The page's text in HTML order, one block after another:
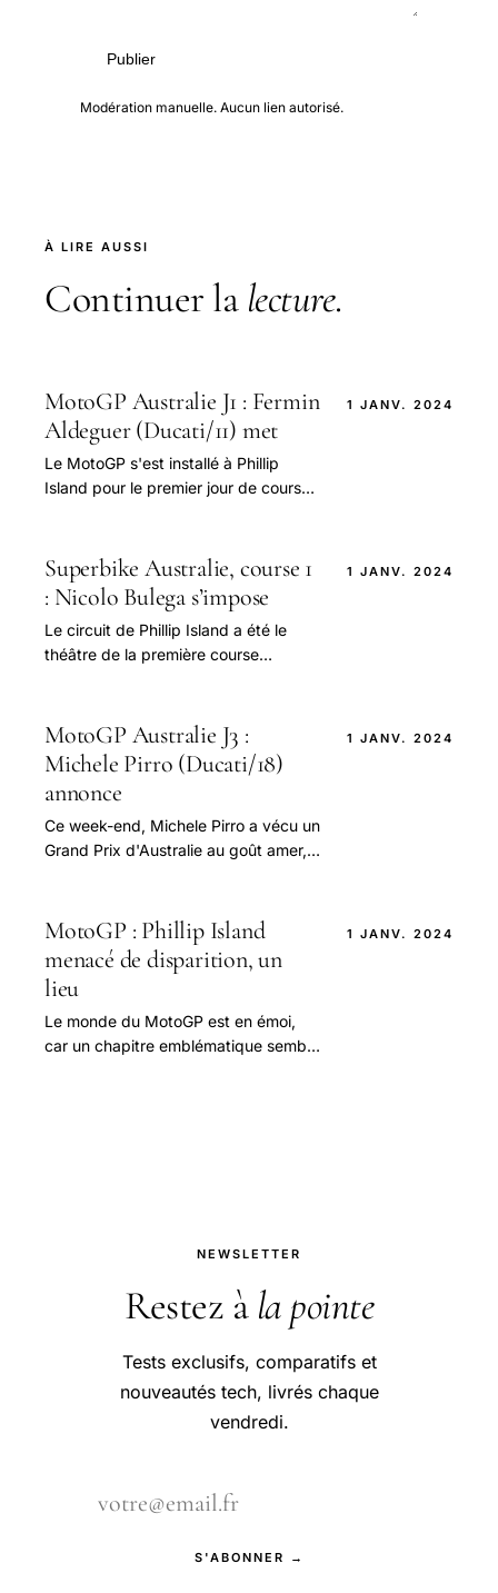
Publier
Modération manuelle. Aucun lien autorisé.
À LIRE AUSSI
Continuer la lecture.
MotoGP Australie J1 : Fermin
Aldeguer (Ducati/11) met
Le MotoGP s'est installé à Phillip
Island pour le premier jour de course,
1 JANV. 2024
Superbike Australie, course 1
: Nicolo Bulega s’impose
Le circuit de Phillip Island a été le
théâtre de la première course
Racing – Ducati).
1 JANV. 2024
MotoGP Australie J3 :
Michele Pirro (Ducati/18)
annonce
Ce week-end, Michele Pirro a vécu un
Grand Prix d'Australie au goût amer,
1 JANV. 2024
MotoGP : Phillip Island
menacé de disparition, un
lieu
Le monde du MotoGP est en émoi,
car un chapitre emblématique semble
1 JANV. 2024
NEWSLETTER
Restez à la pointe
Tests exclusifs, comparatifs et
nouveautés tech, livrés chaque
vendredi.
S'ABONNER →